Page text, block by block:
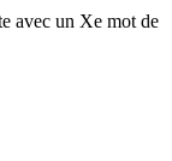
avec un Xe mot de